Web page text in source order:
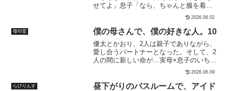
注意事項キャラクターや衣装のデザインは、当サークル制作のイラス
トをもとにAI生成しています。本作品に登場するキャラクターは成人
せてよ」息子「なら、ちゃんと服を着ろ
よ」母「なによ〜。もしかして実の母親
に興奮している訳？」息子「い、いきな
りなんだよっ。だ、誰が母親の身体なん
かに……」母「アンタはどうせ童貞でし
ょ？ お母さんが抜いてあげよっか（はー
と）」……酔っぱらった母親と、それを
なだめる息子。お酒のせいで普段の欲求
不満に拍車がかかり、母親は禁断の母子
が………。翌日、酔いが醒めた母親は昨
2026.06.02
母印堂 僕の母さんで、僕の好きな人。10
優太とかおり、2人は親子でありながら、
愛し合うパートナーとなった。そして、2
人の間に新しい命が…実母×息子のいちゃ
ラブ性活ついに完結！※全編を通して、
妊婦との性行為がメインとなっておりま
すので、苦手な方は注意してください。
2026.06.09
らびりんす 昼下がりのバスルームで、アイド